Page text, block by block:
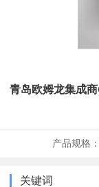
青岛欧姆龙集成
产品规格：
关键词